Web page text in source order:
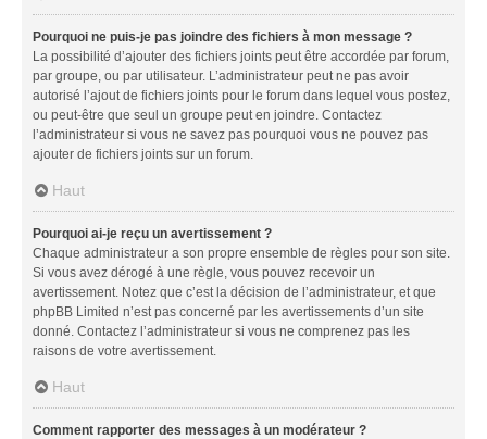
Pourquoi ne puis-je pas joindre des fichiers à mon message ?
La possibilité d’ajouter des fichiers joints peut être accordée par forum,
par groupe, ou par utilisateur. L’administrateur peut ne pas avoir
autorisé l’ajout de fichiers joints pour le forum dans lequel vous postez,
ou peut-être que seul un groupe peut en joindre. Contactez
l’administrateur si vous ne savez pas pourquoi vous ne pouvez pas
ajouter de fichiers joints sur un forum.
Haut
Pourquoi ai-je reçu un avertissement ?
Chaque administrateur a son propre ensemble de règles pour son site.
Si vous avez dérogé à une règle, vous pouvez recevoir un
avertissement. Notez que c’est la décision de l’administrateur, et que
phpBB Limited n’est pas concerné par les avertissements d’un site
donné. Contactez l’administrateur si vous ne comprenez pas les
raisons de votre avertissement.
Haut
Comment rapporter des messages à un modérateur ?